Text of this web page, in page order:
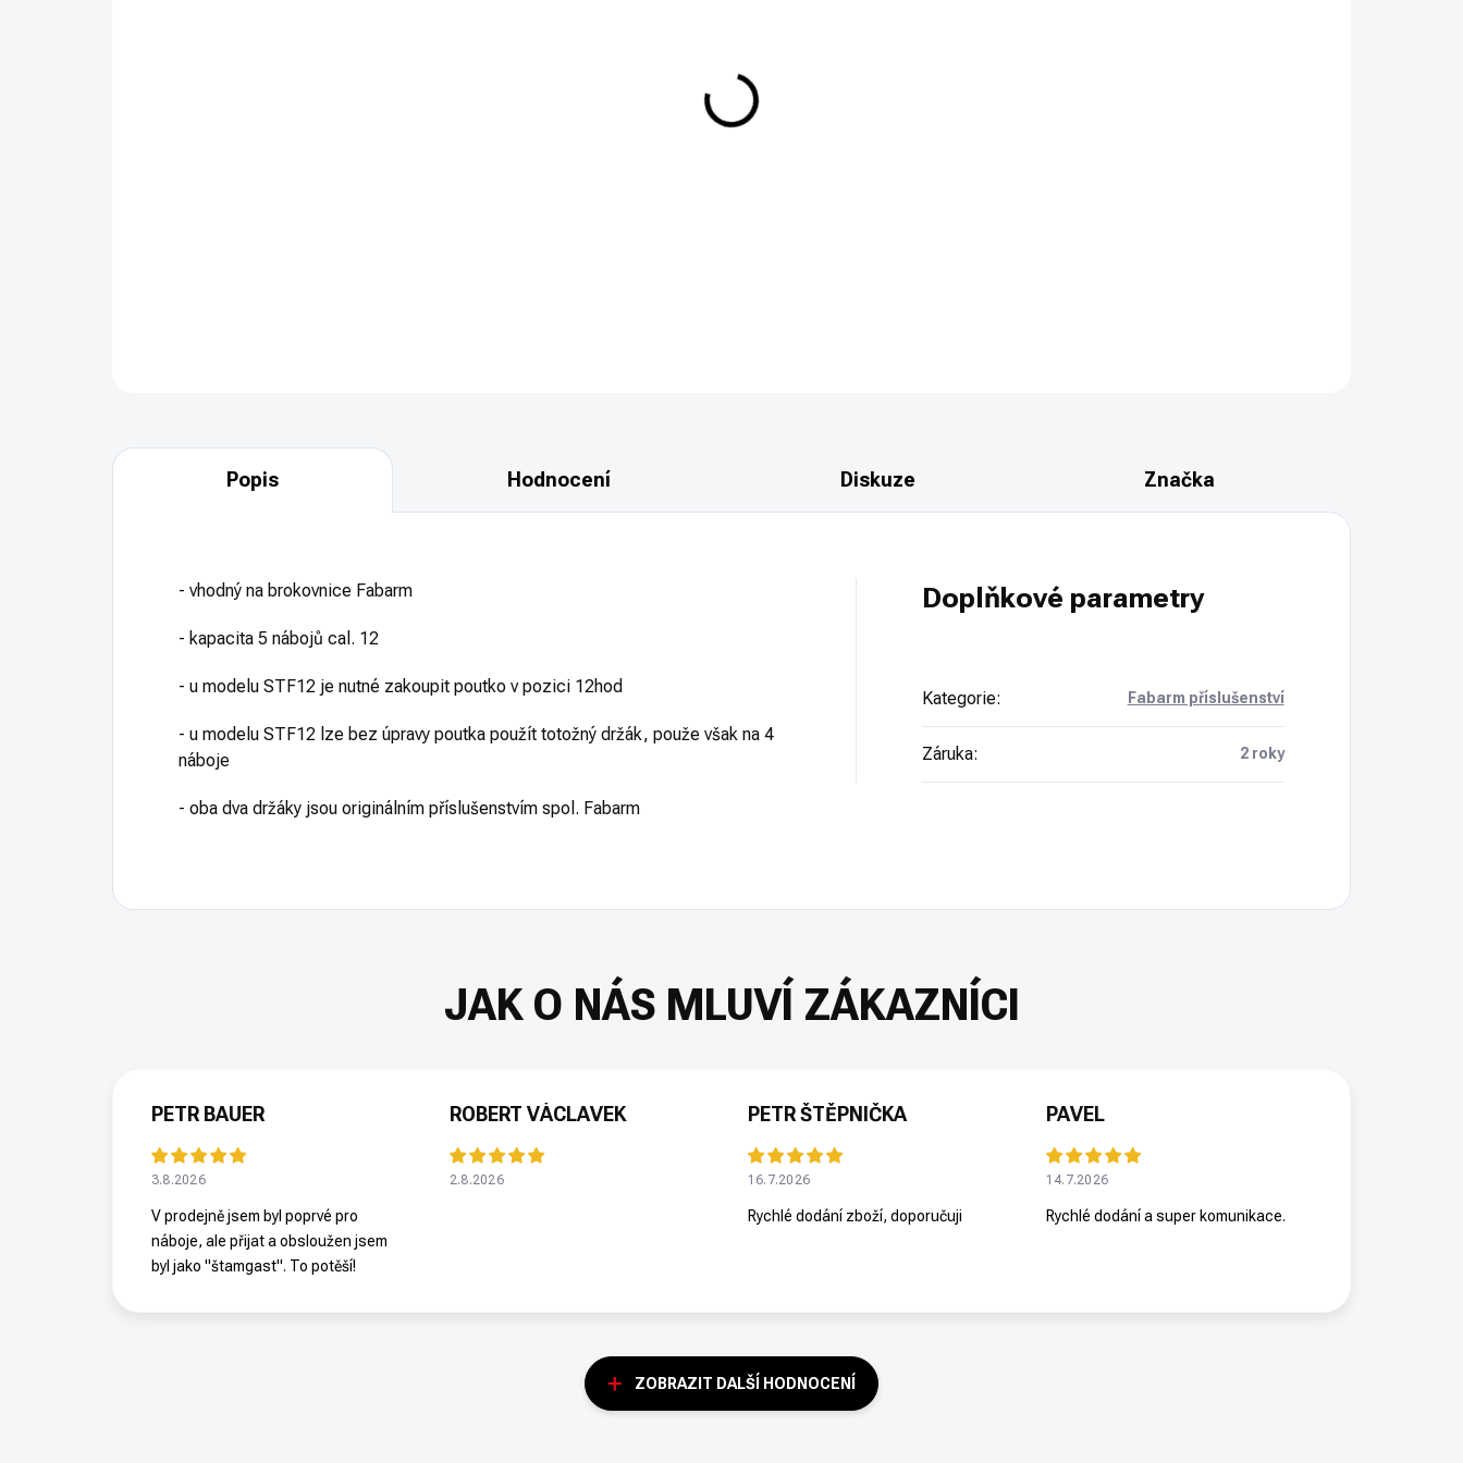
Popis Hodnocení Diskuze Značka
- vhodný na brokovnice Fabarm
- kapacita 5 nábojů cal. 12
- u modelu STF12 je nutné zakoupit poutko v pozici 12hod
- u modelu STF12 lze bez úpravy poutka použít totožný držák, použe však na 4
náboje
- oba dva držáky jsou originálním příslušenstvím spol. Fabarm
Doplňkové parametry
Kategorie: Fabarm příslušenství
Záruka: 2 roky
PETR BAUER
3.8.2026
V prodejně jsem byl poprvé pro
náboje, ale přijat a obsloužen jsem
byl jako "štamgast". To potěší!
ROBERT VÁCLAVEK
2.8.2026
PETR ŠTĚPNIČKA
16.7.2026
Rychlé dodání zboží, doporučuji
PAVEL
14.7.2026
Rychlé dodání a super komunikace.
ZOBRAZIT DALŠÍ HODNOCENÍ